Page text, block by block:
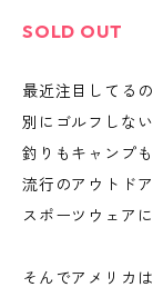
SOLD OUT
最近注目してる
別にゴルフしな
釣りもキャンプ
流行のアウトド
スポーツウェア
そんでアメリカ